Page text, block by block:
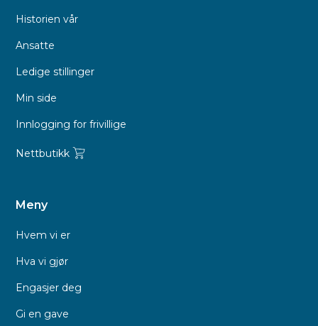
Historien vår
Ansatte
Ledige stillinger
Min side
Innlogging for frivillige
Nettbutikk
Meny
Hvem vi er
Hva vi gjør
Engasjer deg
Gi en gave